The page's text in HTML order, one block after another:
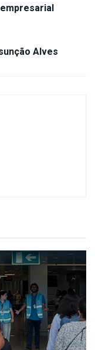
Alves